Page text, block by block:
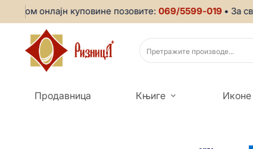
онлајн куповине позовите:069/5599-019• За
Продавница Књиге Иконе